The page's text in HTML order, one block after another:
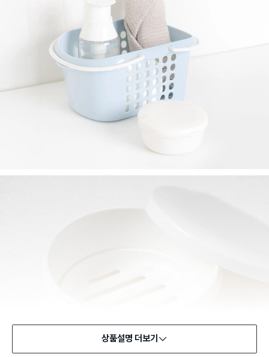
상품설명 더보기